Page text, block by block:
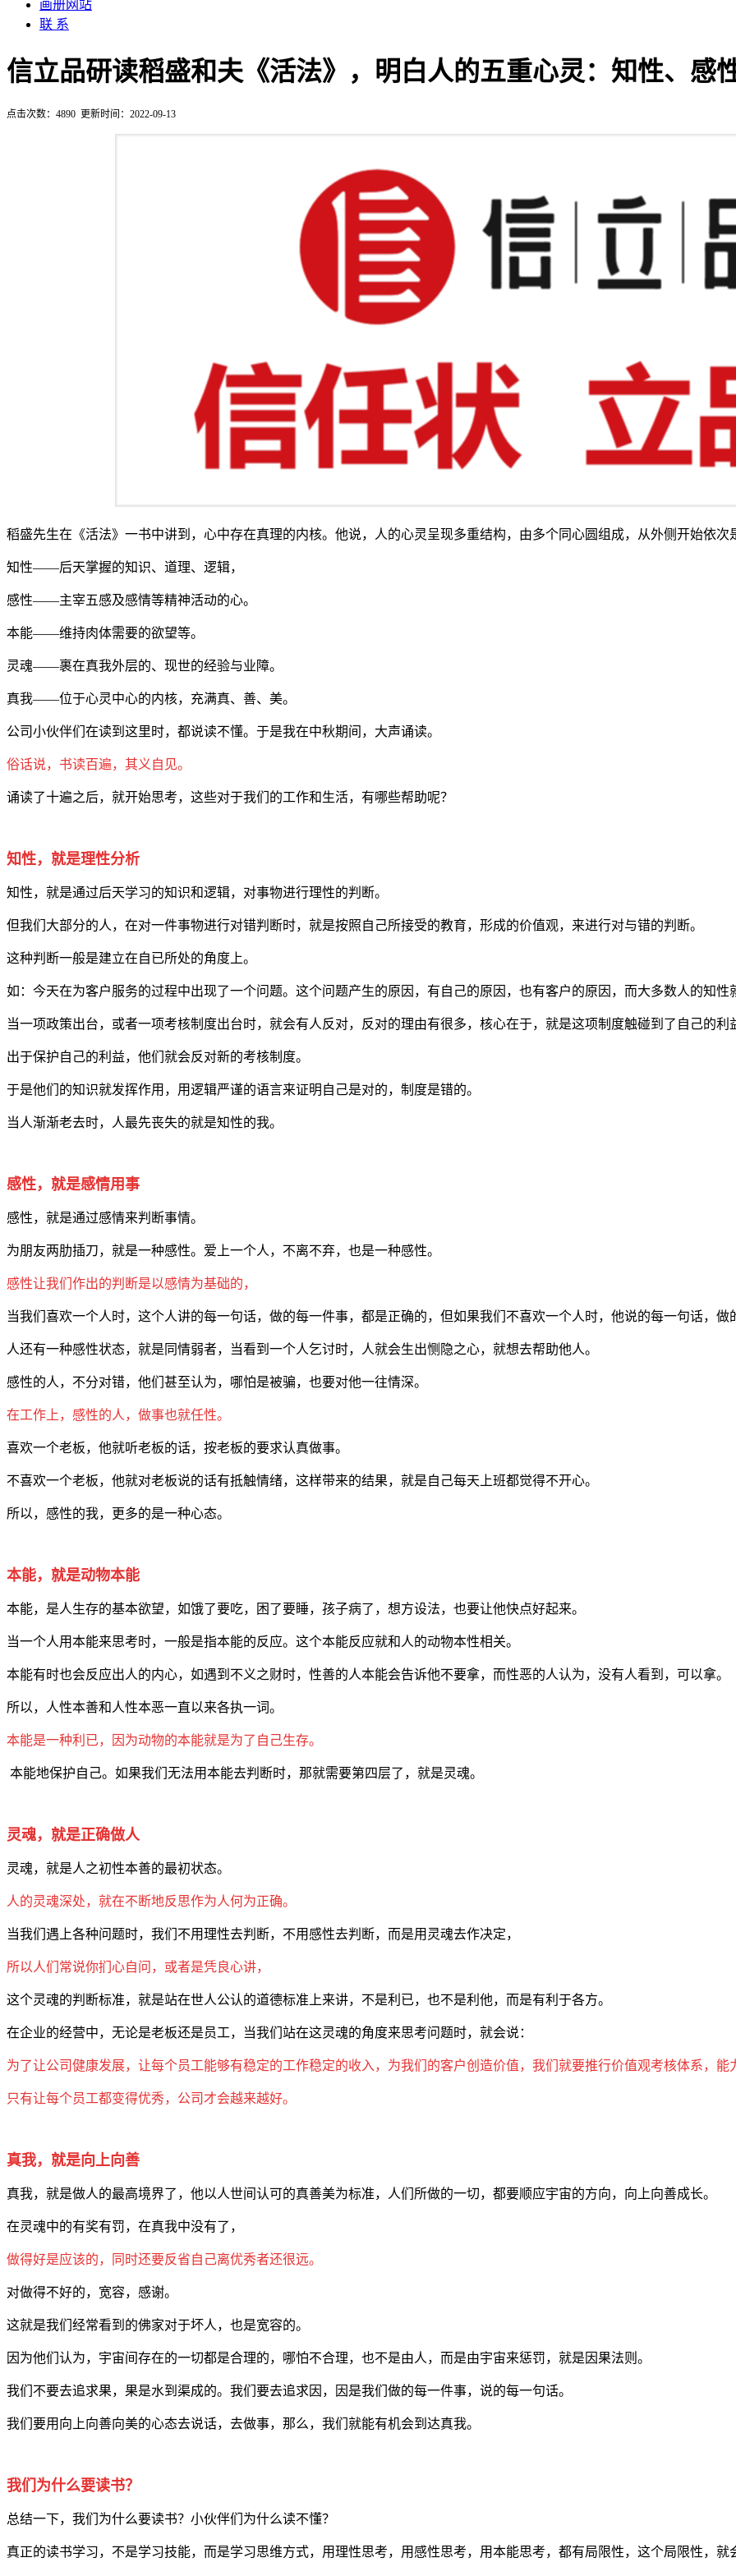
画册网站
联 系
信立品研读稻盛和夫《活法》，明白人的五重心灵：知性、感
点击次数： 4890 更新时间：2022-09-13
稻盛先生在《活法》一书中讲到，心中存在真理的内核。他说，人的心灵呈现多重结构，由多个同心圆组成，从外侧开始依次
知性——后天掌握的知识、道理、逻辑，
感性——主宰五感及感情等精神活动的心。
本能——维持肉体需要的欲望等。
灵魂——裹在真我外层的、现世的经验与业障。
真我——位于心灵中心的内核，充满真、善、美。
公司小伙伴们在读到这里时，都说读不懂。于是我在中秋期间，大声诵读。
俗话说，书读百遍，其义自见。
诵读了十遍之后，就开始思考，这些对于我们的工作和生活，有哪些帮助呢？
知性，就是理性分析
知性，就是通过后天学习的知识和逻辑，对事物进行理性的判断。
但我们大部分的人，在对一件事物进行对错判断时，就是按照自己所接受的教育，形成的价值观，来进行对与错的判断。
这种判断一般是建立在自已所处的角度上。
如：今天在为客户服务的过程中出现了一个问题。这个问题产生的原因，有自己的原因，也有客户的原因，而大多数人的知
当一项政策出台，或者一项考核制度出台时，就会有人反对，反对的理由有很多，核心在于，就是这项制度触碰到了自己的利
出于保护自己的利益，他们就会反对新的考核制度。
于是他们的知识就发挥作用，用逻辑严谨的语言来证明自己是对的，制度是错的。
当人渐渐老去时，人最先丧失的就是知性的我。
感性，就是感情用事
感性，就是通过感情来判断事情。
为朋友两肋插刀，就是一种感性。爱上一个人，不离不弃，也是一种感性。
感性让我们作出的判断是以感情为基础的，
当我们喜欢一个人时，这个人讲的每一句话，做的每一件事，都是正确的，但如果我们不喜欢一个人时，他说的每一句话，
人还有一种感性状态，就是同情弱者，当看到一个人乞讨时，人就会生出恻隐之心，就想去帮助他人。
感性的人，不分对错，他们甚至认为，哪怕是被骗，也要对他一往情深。
在工作上，感性的人，做事也就任性。
喜欢一个老板，他就听老板的话，按老板的要求认真做事。
不喜欢一个老板，他就对老板说的话有抵触情绪，这样带来的结果，就是自己每天上班都觉得不开心。
所以，感性的我，更多的是一种心态。
本能，就是动物本能
本能，是人生存的基本欲望，如饿了要吃，困了要睡，孩子病了，想方设法，也要让他快点好起来。
当一个人用本能来思考时，一般是指本能的反应。这个本能反应就和人的动物本性相关。
本能有时也会反应出人的内心，如遇到不义之财时，性善的人本能会告诉他不要拿，而性恶的人认为，没有人看到，可以拿。
所以，人性本善和人性本恶一直以来各执一词。
本能是一种利已，因为动物的本能就是为了自己生存。
本能地保护自己。如果我们无法用本能去判断时，那就需要第四层了，就是灵魂。
灵魂，就是正确做人
灵魂，就是人之初性本善的最初状态。
人的灵魂深处，就在不断地反思作为人何为正确。
当我们遇上各种问题时，我们不用理性去判断，不用感性去判断，而是用灵魂去作决定，
所以人们常说你扪心自问，或者是凭良心讲，
这个灵魂的判断标准，就是站在世人公认的道德标准上来讲，不是利已，也不是利他，而是有利于各方。
在企业的经营中，无论是老板还是员工，当我们站在这灵魂的角度来思考问题时，就会说：
为了让公司健康发展，让每个员工能够有稳定的工作稳定的收入，为我们的客户创造价值，我们就要推行价值观考核体系，
只有让每个员工都变得优秀，公司才会越来越好。
真我，就是向上向善
真我，就是做人的最高境界了，他以人世间认可的真善美为标准，人们所做的一切，都要顺应宇宙的方向，向上向善成长。
在灵魂中的有奖有罚，在真我中没有了，
做得好是应该的，同时还要反省自己离优秀者还很远。
对做得不好的，宽容，感谢。
这就是我们经常看到的佛家对于坏人，也是宽容的。
因为他们认为，宇宙间存在的一切都是合理的，哪怕不合理，也不是由人，而是由宇宙来惩罚，就是因果法则。
我们不要去追求果，果是水到渠成的。我们要去追求因，因是我们做的每一件事，说的每一句话。
我们要用向上向善向美的心态去说话，去做事，那么，我们就能有机会到达真我。
我们为什么要读书？
总结一下，我们为什么要读书？小伙伴们为什么读不懂？
真正的读书学习，不是学习技能，而是学习思维方式，用理性思考，用感性思考，用本能思考，都有局限性，这个局限性，就